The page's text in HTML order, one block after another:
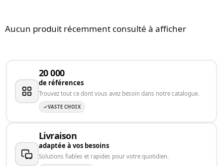
Aucun produit récemment consulté à afficher
20 000
de références
Trouvez tout ce dont vous avez besoin dans notre catalogue.
VASTE CHOIX
Livraison
adaptée à vos besoins
Solutions fiables et rapides pour votre quotidien.